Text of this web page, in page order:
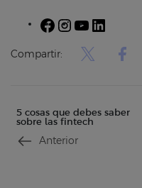
Facebook
Instagram
YouTube
Compartir:
5 cosas que debes saber
sobre las fintech
Anterior